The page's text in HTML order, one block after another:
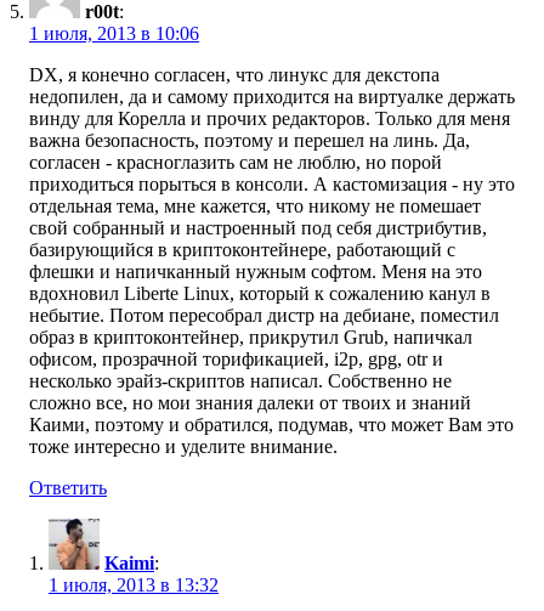
r00t:
1 июля, 2013 в 10:06
DX, я конечно согласен, что линукс для декстопа
недопилен, да и самому приходится на виртуалке держать
винду для Корелла и прочих редакторов. Только для меня
важна безопасность, поэтому и перешел на линь. Да,
согласен - красноглазить сам не люблю, но порой
приходиться порыться в консоли. А кастомизация - ну это
отдельная тема, мне кажется, что никому не помешает
свой собранный и настроенный под себя дистрибутив,
базирующийся в криптоконтейнере, работающий с
флешки и напичканный нужным софтом. Меня на это
вдохновил Liberte Linux, который к сожалению канул в
небытие. Потом пересобрал дистр на дебиане, поместил
образ в криптоконтейнер, прикрутил Grub, напичкал
офисом, прозрачной торификацией, i2p, gpg, otr и
несколько эрайз-скриптов написал. Собственно не
сложно все, но мои знания далеки от твоих и знаний
Каими, поэтому и обратился, подумав, что может Вам это
тоже интересно и уделите внимание.
Ответить
Kaimi:
1 июля, 2013 в 13:32